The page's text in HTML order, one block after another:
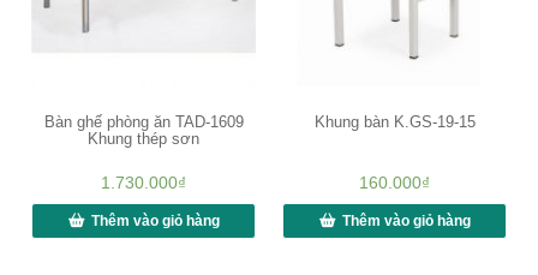
Bàn ghế phòng ăn TAD-1609
Khung thép sơn
1.730.000₫
Thêm vào giỏ hàng
Khung bàn K.GS-19-15
160.000₫
Thêm vào giỏ hàng